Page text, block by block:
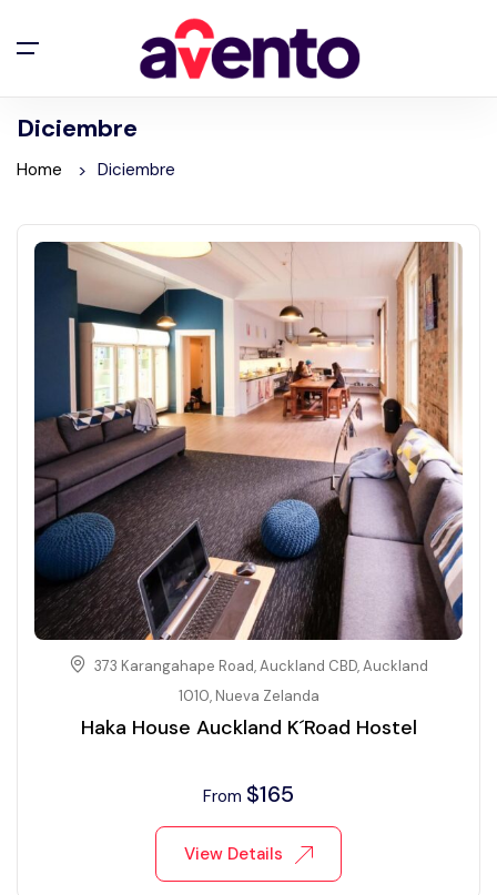
Diciembre
Home Diciembre
373 Karangahape Road, Auckland CBD, Auckland
1010, Nueva Zelanda
Haka House Auckland K´Road Hostel
From $165
View Details